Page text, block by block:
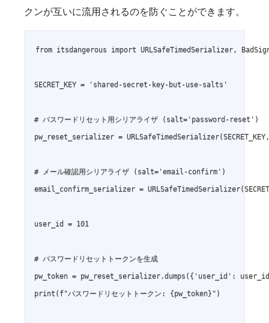
クンが互いに流用されるのを防ぐことができます。
from itsdangerous import URLSafeTimedSerializer,
SECRET_KEY = 'shared-secret-key-but-use-salts'
# パスワードリセット用シリアライザ (salt='password-reset')
pw_reset_serializer =
# メール確認用シリアライザ (salt='email-confirm')
email_confirm_serializer =
user_id = 101
# パスワードリセットトークンを生成
pw_token = pw_reset_serializer.dumps({'user_id':
print(f"パスワードリセットトークン: {pw_token}")